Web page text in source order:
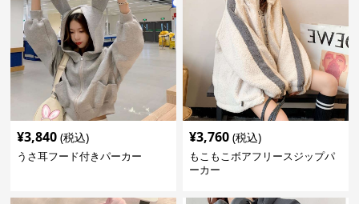
¥3,840 (税込)
うさ耳フード付きパーカー
¥3,760 (税込)
もこもこボアフリースジップパ
ーカー